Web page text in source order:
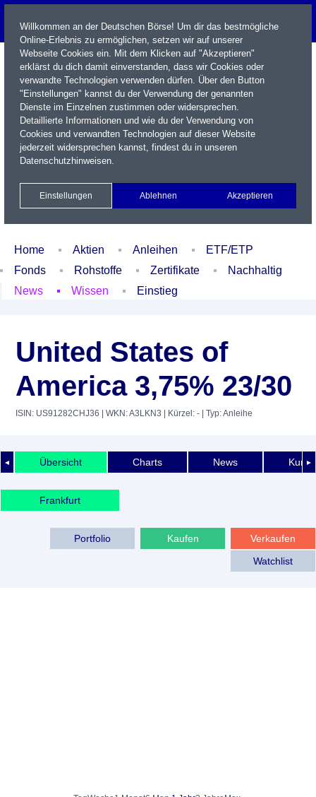
Name / WKN / ISIN / Kürzel
Xetra Realtime
Watchlist Portfolio Login
Home Aktien Anleihen
ETF/ETP
Fonds
Rohstoffe Zertifikate
Nachhaltig
News
Wissen Einstieg
United States of
America 3,75% 23/30
ISIN: US91282CHJ36 | WKN: A3LKN3 | Kürzel: - | Typ: Anleihe
◄ ►
Übersicht Charts News
Frankfurt
Verkaufen
Kaufen
Portfolio
Watchlist
Willkommen an der Deutschen Börse! Um dir das bestmögliche
Online-Erlebnis zu ermöglichen, setzen wir auf unserer
Webseite Cookies ein. Mit dem Klicken auf "Akzeptieren"
erklärst du dich damit einverstanden, dass wir Cookies oder
verwandte Technologien verwenden dürfen. Über den Button
"Einstellungen" kannst du der Verwendung der genannten
Dienste im Einzelnen zustimmen oder widersprechen.
Detaillierte Informationen und wie du der Verwendung von
Cookies und verwandten Technologien auf dieser Website
jederzeit widersprechen kannst, findest du in unseren
Datenschutzhinweisen.
Einstellungen Ablehnen Akzeptieren